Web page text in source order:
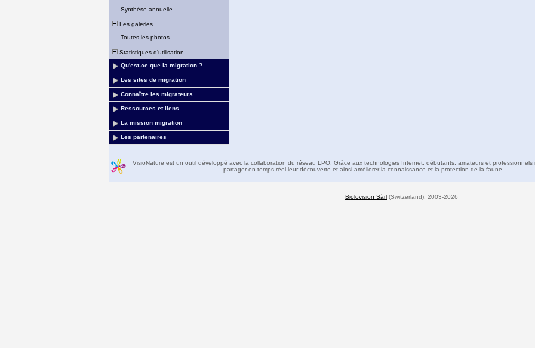
- Synthèse annuelle
Les galeries
- Toutes les photos
Statistiques d'utilisation
Qu'est-ce que la migration ?
Les sites de migration
Connaître les migrateurs
Ressources et liens
La mission migration
Les partenaires
VisioNature est un outil développé avec la collaboration du réseau LPO. Grâce aux technologies Internet, débutants, amateurs et professionnels
partager en temps réel leur découverte et ainsi améliorer la connaissance et la protection de la faune
Biolovision Sàrl (Switzerland), 2003-2026